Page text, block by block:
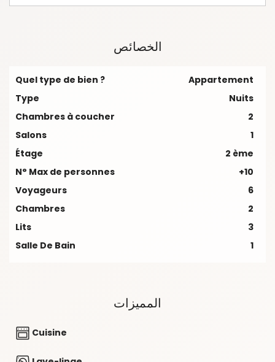
الخصائص
Quel type de bien ?
Appartement
Type
Nuits
Chambres à coucher
2
Salons
1
Étage
2 ème
N° Max de personnes
+10
Voyageurs
6
Chambres
2
Lits
3
Salle De Bain
1
المميزات
Cuisine